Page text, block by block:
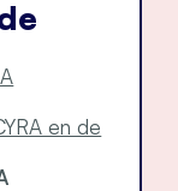
en de